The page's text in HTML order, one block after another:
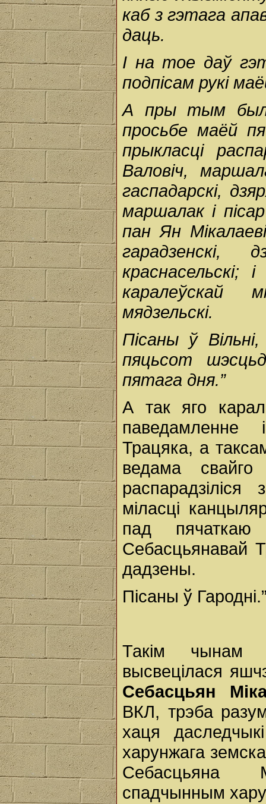
каб з гэтага
даць.
І на тое даў
подпісам рукі
А пры тым
просьбе маёй
прыкласці
Валовіч,
гаспадарскі,
маршалак і
пан Ян
гарадзенскі,
краснасельскі;
каралеўскай
мядзельскі.
Пісаны ў
пяцьсот
пятага дня.”
А так яго
Трацяка, а
ведама свайго
міласці
пад пячаткаю
Себасцьянавай
дадзены.
Пісаны ў
Такім чынам
высвецілася
Себасцьян
ВКЛ, трэба
хаця
харунжага
Себасцьяна
спадчынным